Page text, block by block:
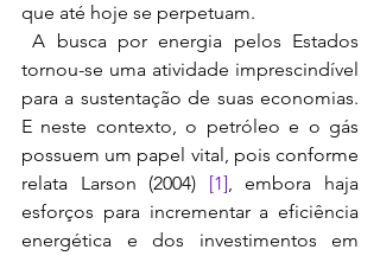
que até hoje se perpetuam.
A busca por energia pelos Estados
tornou-se uma atividade imprescindível
para a sustentação de suas economias.
E neste contexto, o petróleo e o gás
possuem um papel vital, pois conforme
relata Larson (2004) [1], embora haja
esforços para incrementar a eficiência
energética e dos investimentos em